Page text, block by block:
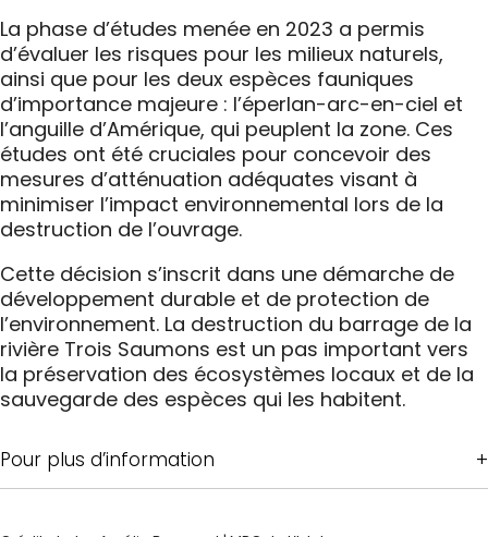
La phase d’études menée en 2023 a permis
d’évaluer les risques pour les milieux naturels,
ainsi que pour les deux espèces fauniques
d’importance majeure : l’éperlan-arc-en-ciel et
l’anguille d’Amérique, qui peuplent la zone. Ces
études ont été cruciales pour concevoir des
mesures d’atténuation adéquates visant à
minimiser l’impact environnemental lors de la
destruction de l’ouvrage.
Cette décision s’inscrit dans une démarche de
développement durable et de protection de
l’environnement. La destruction du barrage de la
rivière Trois Saumons est un pas important vers
la préservation des écosystèmes locaux et de la
sauvegarde des espèces qui les habitent.
Pour plus d’information